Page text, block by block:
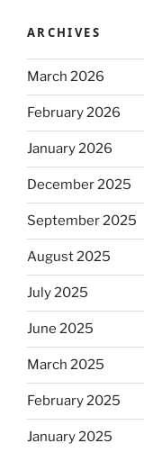
ARCHIVES
March 2026
February 2026
January 2026
December 2025
September 2025
August 2025
July 2025
June 2025
March 2025
February 2025
January 2025